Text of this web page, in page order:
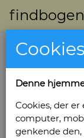
Cookies
Denne
Cookies, der
computer,
genkende